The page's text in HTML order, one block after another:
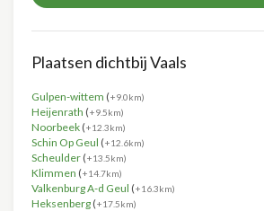
Plaatsen dichtbij Vaals
Gulpen-wittem (+9.0km)
Heijenrath (+9.5km)
Noorbeek (+12.3km)
Schin Op Geul (+12.6km)
Scheulder (+13.5km)
Klimmen (+14.7km)
Valkenburg A-d Geul (+16.3km)
Heksenberg (+17.5km)